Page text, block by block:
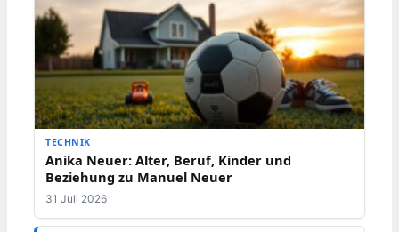
TECHNIK
Anika Neuer: Alter, Beruf, Kinder und
Beziehung zu Manuel Neuer
31 Juli 2026